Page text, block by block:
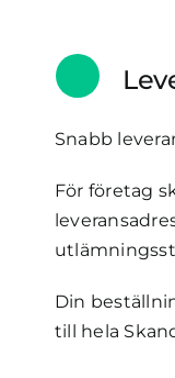
Snabb
För företag
Din
till hela